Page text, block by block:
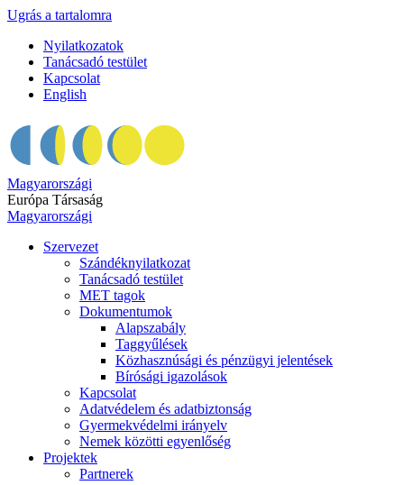
Ugrás a tartalomra
Nyilatkozatok
Tanácsadó testület
Kapcsolat
English
Magyarországi
Európa Társaság
Magyarországi
Szervezet
Szándéknyilatkozat
Tanácsadó testület
MET tagok
Dokumentumok
Alapszabály
Taggyűlések
Közhasznúsági és pénzügyi jelentések
Bírósági igazolások
Kapcsolat
Adatvédelem és adatbiztonság
Gyermekvédelmi irányelv
Nemek közötti egyenlőség
Projektek
Partnerek